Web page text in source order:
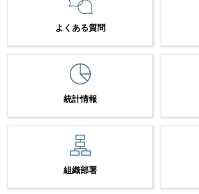
よくある質問
統計情報
組織部署